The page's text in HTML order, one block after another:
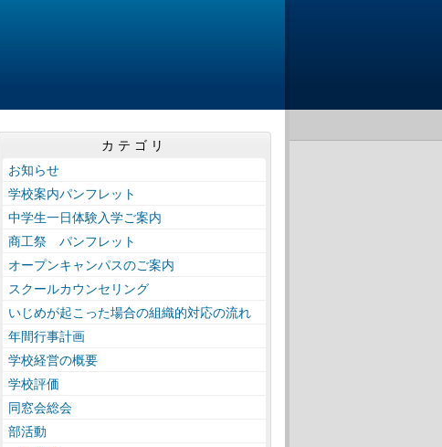
カテゴリ
お知らせ
学校案内パンフレット
中学生一日体験入学ご案内
商工祭 パンフレット
オープンキャンパスのご案内
スクールカウンセリング
いじめが起こった場合の組織的対応の流れ
年間行事計画
学校経営の概要
学校評価
同窓会総会
部活動